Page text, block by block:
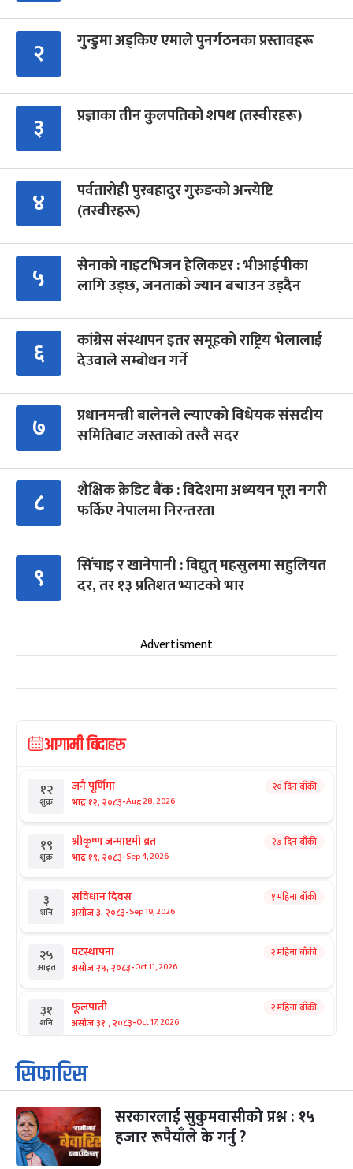
२ गुन्डुमा अड्किए एमाले पुनर्गठनका प्रस्तावहरू
३ प्रज्ञाका तीन कुलपतिको शपथ (तस्वीरहरू)
४
पर्वतारोही पुरबहादुर गुरुङको अन्त्येष्टि
(तस्वीरहरू)
५
सेनाको नाइटभिजन हेलिकप्टर : भीआईपीका
लागि उड्छ, जनताको ज्यान बचाउन उड्दैन
६
कांग्रेस संस्थापन इतर समूहको राष्ट्रिय भेलालाई
देउवाले सम्बोधन गर्ने
७
प्रधानमन्त्री बालेनले ल्याएको विधेयक संसदीय
समितिबाट जस्ताको तस्तै सदर
८
शैक्षिक क्रेडिट बैंक : विदेशमा अध्ययन पूरा नगरी
फर्किए नेपालमा निरन्तरता
९
सिँचाइ र खानेपानी : विद्युत् महसुलमा सहुलियत
दर, तर १३ प्रतिशत भ्याटको भार
Advertisment
आगामी बिदाहरु
१२
शुक्र
जनै पूर्णिमा
भाद्र १२, २०८३-Aug 28, 2026
२० दिन बाँकी
१९
शुक्र
श्रीकृष्ण जन्माष्टमी व्रत
भाद्र १९, २०८३-Sep 4, 2026
२७ दिन बाँकी
३
शनि
संविधान दिवस
असोज ३, २०८३-Sep 19, 2026
१ महिना बाँकी
२५
आइत
घटस्थापना
असोज २५, २०८३-Oct 11, 2026
२ महिना बाँकी
३१
शनि
फूलपाती
असोज ३१ , २०८३-Oct 17, 2026
२ महिना बाँकी
१
आइत
कार्तिक सङ्क्रान्ति
कार्तिक १, २०८३
३
मंगल
महानवमी
कार्तिक ३, २०८३-Oct 20, 2026
२ महिना बाँकी
सिफारिस
सरकारलाई सुकुमवासीको प्रश्न : १५
हजार रूपैयाँले के गर्नु ?